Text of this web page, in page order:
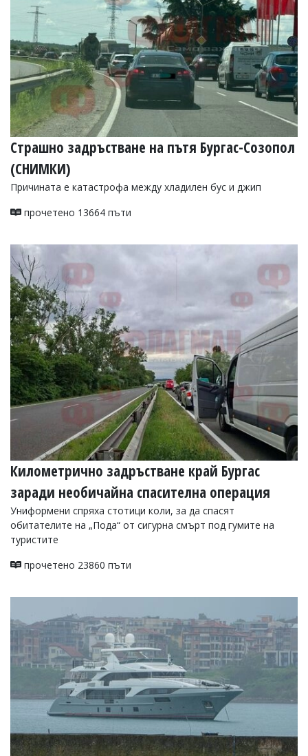
Страшно задръстване на пътя Бургас-Созопол
(СНИМКИ)
Причината е катастрофа между хладилен бус и джип
прочетено 13664 пъти
Километрично задръстване край Бургас
заради необичайна спасителна операция
Униформени спряха стотици коли, за да спасят
обитателите на „Пода“ от сигурна смърт под гумите на
туристите
прочетено 23860 пъти